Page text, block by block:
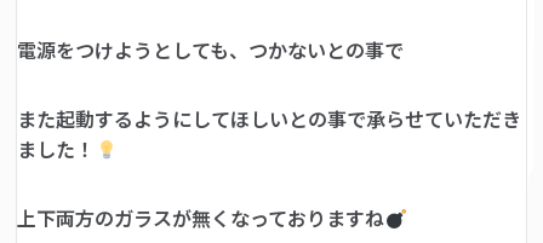
電源をつけようとしても、つかないとの事で
また起動するようにしてほしいとの事で承らせていただき
ました！
上下両方のガラスが無くなっておりますね